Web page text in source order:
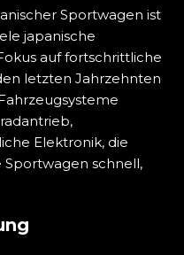
Sportwagen ist
japanische
auf fortschrittliche
letzten Jahrzehnten
Elektronik, die
Sportwagen schnell,